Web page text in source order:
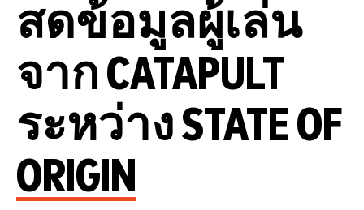
สดข้อมูลผู้เล่น
จาก CATAPULT
ระหว่าง STATE OF
ORIGIN